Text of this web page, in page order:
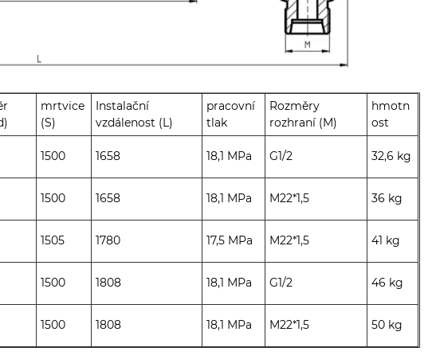
mrtvice
(S)
Instalační
vzdálenost (L)
pracovní
tlak
Rozměry
rozhraní (M)
hmotn
ost
1500 1658 18,1 MPa G1/2 32,6 kg
1500 1658 18,1 MPa M22*1,5 36 kg
1505 1780 17,5 MPa M22*1,5 41 kg
1500 1808 18,1 MPa G1/2 46 kg
1500 1808 18,1 MPa M22*1,5 50 kg